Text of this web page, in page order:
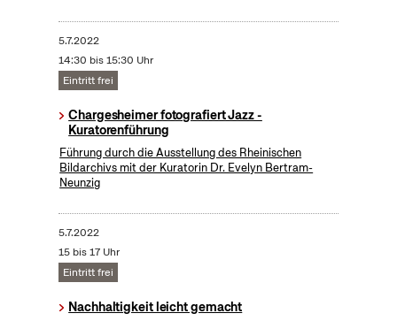
5.7.2022
14:30 bis 15:30 Uhr
Eintritt frei
Chargesheimer fotografiert Jazz -
Kuratorenführung
Führung durch die Ausstellung des Rheinischen
Bildarchivs mit der Kuratorin Dr. Evelyn Bertram-
Neunzig
5.7.2022
15 bis 17 Uhr
Eintritt frei
Nachhaltigkeit leicht gemacht